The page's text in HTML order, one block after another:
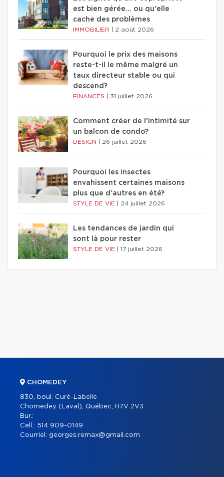
est bien gérée… ou qu'elle
cache des problèmes
IMMOBILIER 2 août 2026
Pourquoi le prix des maisons
reste-t-il le même malgré un
taux directeur stable ou qui
descend?
FINANCES 31 juillet 2026
Comment créer de l'intimité sur
un balcon de condo?
DESIGN 26 juillet 2026
Pourquoi les insectes
envahissent certaines maisons
plus que d'autres en été?
STYLE DE VIE 24 juillet 2026
Les tendances de jardin qui
sont là pour rester
STYLE DE VIE 17 juillet 2026
CHOMEDEY
830, boul. Curé-Labelle
Chomedey (Laval), Québec, H7V 2V3
Bur.:
Cell.: 514 909-0149
Courriel: georges.remax@gmail.com